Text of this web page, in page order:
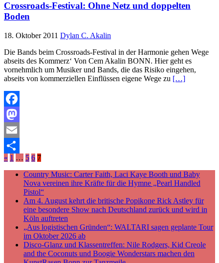
Crossroads-Festival: Ohne Netz und doppelten
Boden
18. Oktober 2011 Dylan C. Akalin
Die Bands beim Crossroads-Festival in der Harmonie gehen Wege
abseits des Kommerz‘ Von Cem Akalin BONN. Hier geht es
vornehmlich um Musiker und Bands, die das Risiko eingehen,
abseits von kommerziellen Einflüssen eigene Wege zu […]
Facebook
Mastodon
Email
Teilen
« 1 … 5 6 7
Country Music: Carter Faith, Laci Kaye Booth und Baby
Nova vereinen ihre Kräfte für die Hymne „Pearl Handled
Pistol“
Am 4. August kehrt die britische Popikone Rick Astley für
eine besondere Show nach Deutschland zurück und wird in
Köln auftreten
„Aus logistischen Gründen“: WALTARI sagen geplante Tour
im Oktober 2026 ab
Disco-Glanz und Klassentreffen: Nile Rodgers, Kid Creole
and the Coconuts und Boogie Wonderstars machen den